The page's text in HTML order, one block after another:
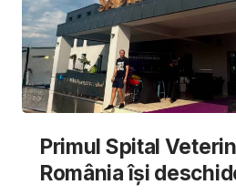
Primul Spital
România își